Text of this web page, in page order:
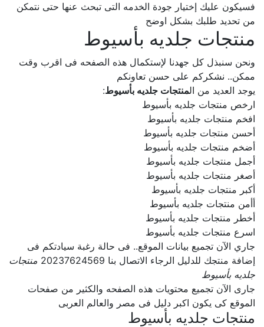
فسيكون عليك إختيار جودة الخدمه التى تبحث عنها حتى نتمكن
من تحديد طلبك بشكل اوضح
منتجات جلديه بأسيوط
ونحن سنبذل كل جهدنا لإستكمال هذه الصفحه فى اقرب وقت
ممكن.. نشكركم على حسن تعاونكم
يوجد العديد من ال منتجات جلديه بأسيوط:
ارخص منتجات جلديه بأسيوط
افخم منتجات جلديه بأسيوط
أحسن منتجات جلديه بأسيوط
أضخم منتجات جلديه بأسيوط
أجمل منتجات جلديه بأسيوط
أصغر منتجات جلديه بأسيوط
أكبر منتجات جلديه بأسيوط
أأمن منتجات جلديه بأسيوط
أخطر منتجات جلديه بأسيوط
اسرع منتجات جلديه بأسيوط
جاري الآن تجميع بيانات الموقع.. فى حالة رغبة سيادتكم فى
إضافة منتجك للدليل الرجاء الاتصال بنا 20237624569
منتجات
جلديه بأسيوط
جارى الآن تجميع محتويات هذه الصفحه والكثير من صفحات
الموقع كى يكون اكبر دليل فى مصر والعالم العربى
منتجات جلديه بأسيوط